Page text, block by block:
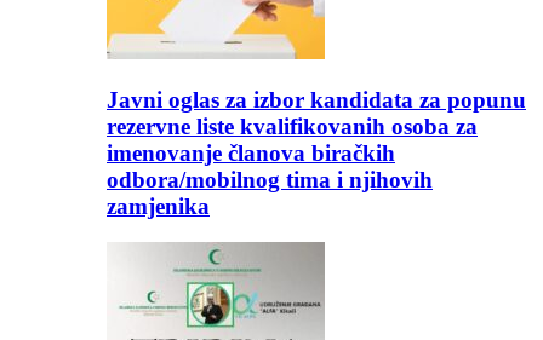
Javni oglas za izbor kandidata za popunu
rezervne liste kvalifikovanih osoba za
imenovanje članova biračkih
odbora/mobilnog tima i njihovih
zamjenika